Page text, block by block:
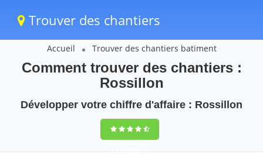
Trouver des chantiers
Accueil Trouver des chantiers batiment
Comment trouver des chantiers :
Rossillon
Développer votre chiffre d'affaire : Rossillon
9,5(100%)39